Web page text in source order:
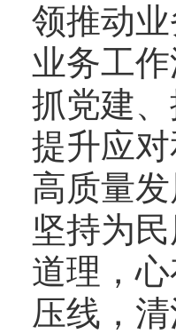
领推动
业务工
抓党建
提升应
高质量
坚持为
道理，
压线，